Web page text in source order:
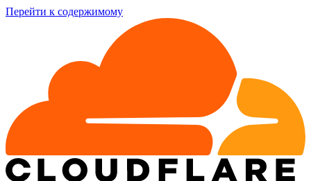
Перейти к содержимому